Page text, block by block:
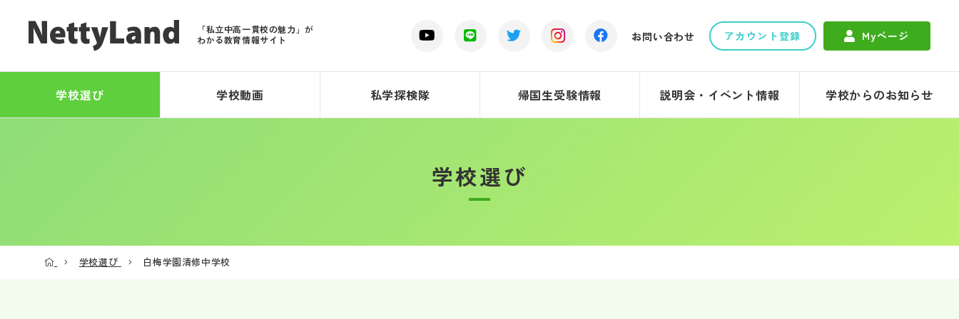
「私立中高一貫校の魅力」が
わかる教育情報サイト
お問い合わせ アカウント登録 Myページ
学校選び 学校動画 私学探検隊 帰国生受験情報 説明会・イベント情報 学校からのお知らせ
学校選び
学校選び 白梅学園清修中学校